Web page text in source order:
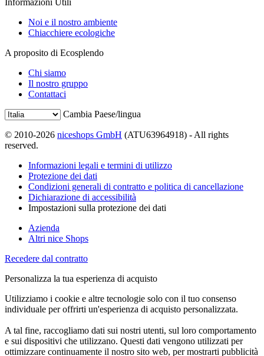
Noi e il nostro ambiente
Chiacchiere ecologiche
A proposito di Ecosplendo
Chi siamo
Il nostro gruppo
Contattaci
Cambia Paese/lingua
© 2010-2026 niceshops GmbH (ATU63964918) - All rights
reserved.
Informazioni legali e termini di utilizzo
Protezione dei dati
Condizioni generali di contratto e politica di cancellazione
Dichiarazione di accessibilità
Impostazioni sulla protezione dei dati
Azienda
Altri nice Shops
Recedere dal contratto
Personalizza la tua esperienza di acquisto
Utilizziamo i cookie e altre tecnologie solo con il tuo consenso
individuale per offrirti un'esperienza di acquisto personalizzata.
A tal fine, raccogliamo dati sui nostri utenti, sul loro comportamento
e sui dispositivi che utilizzano. Questi dati vengono utilizzati per
ottimizzare continuamente il nostro sito web, per mostrarti pubblicità